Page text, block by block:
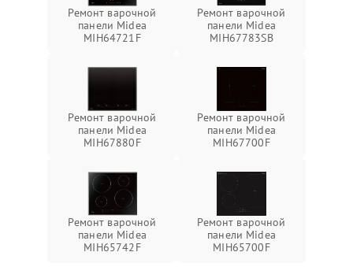
Ремонт варочной
панели Midea
MIH64721F
Ремонт варочной
панели Midea
MIH67783SB
Ремонт варочной
панели Midea
MIH67880F
Ремонт варочной
панели Midea
MIH67700F
Ремонт варочной
панели Midea
MIH65742F
Ремонт варочной
панели Midea
MIH65700F